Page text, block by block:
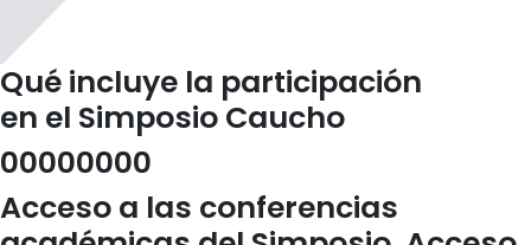
Qué incluye la participación
en el Simposio Caucho
00000000
Acceso a las conferencias